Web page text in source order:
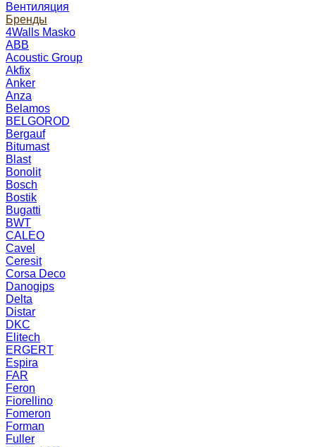
Вентиляция
Бренды
4Walls Masko
ABB
Acoustic Group
Akfix
Anker
Anza
Belamos
BELGOROD
Bergauf
Bitumast
Blast
Bonolit
Bosch
Bostik
Bugatti
BWT
CALEO
Cavel
Ceresit
Corsa Deco
Danogips
Delta
Distar
DKC
Elitech
ERGERT
Espira
FAR
Feron
Fiorellino
Fomeron
Forman
Fuller